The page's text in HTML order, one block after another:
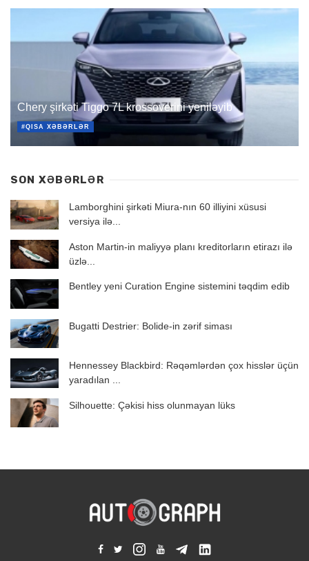
Chery şirkəti Tiggo 7L krossoverini yeniləyib
#QISA XƏBƏRLƏR
SON XƏBƏRLƏR
Lamborghini şirkəti Miura-nın 60 illiyini xüsusi
versiya ilə...
Aston Martin-in maliyyə planı kreditorların etirazı ilə
üzlə...
Bentley yeni Curation Engine sistemini təqdim edib
Bugatti Destrier: Bolide-in zərif siması
Hennessey Blackbird: Rəqəmlərdən çox hisslər üçün
yaradılan ...
Silhouette: Çəkisi hiss olunmayan lüks